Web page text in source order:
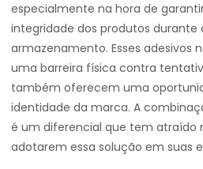
especialmente na hora de
integridade dos produtos durante
armazenamento. Esses adesivos
uma barreira física contra
também oferecem uma
identidade da marca. A
é um diferencial que tem atraído
adotarem essa solução em suas